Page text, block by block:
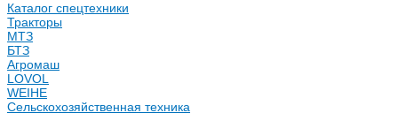
Каталог спецтехники
Тракторы
МТЗ
БТЗ
Агромаш
LOVOL
WEIHE
Сельскохозяйственная техника